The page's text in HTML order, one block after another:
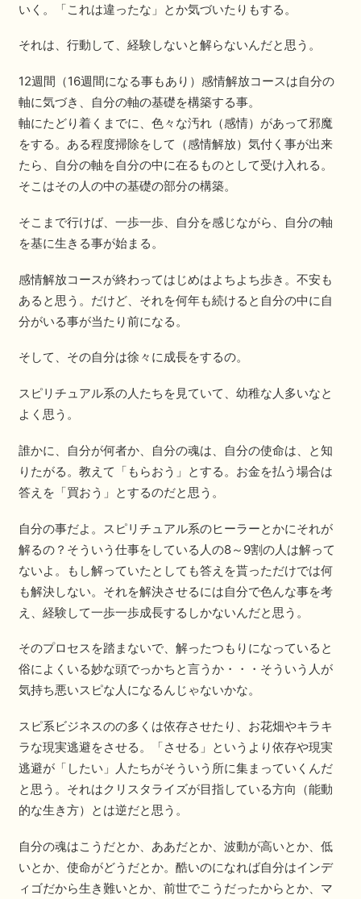
いく。「これは違ったな」とか気づいたりもする。
それは、行動して、経験しないと解らないんだと思う。
12週間（16週間になる事もあり）感情解放コースは自分の
軸に気づき、自分の軸の基礎を構築する事。
軸にたどり着くまでに、色々な汚れ（感情）があって邪魔
をする。ある程度掃除をして（感情解放）気付く事が出来
たら、自分の軸を自分の中に在るものとして受け入れる。
そこはその人の中の基礎の部分の構築。
そこまで行けば、一歩一歩、自分を感じながら、自分の軸
を基に生きる事が始まる。
感情解放コースが終わってはじめはよちよち歩き。不安も
あると思う。だけど、それを何年も続けると自分の中に自
分がいる事が当たり前になる。
そして、その自分は徐々に成長をするの。
スピリチュアル系の人たちを見ていて、幼稚な人多いなと
よく思う。
誰かに、自分が何者か、自分の魂は、自分の使命は、と知
りたがる。教えて「もらおう」とする。お金を払う場合は
答えを「買おう」とするのだと思う。
自分の事だよ。スピリチュアル系のヒーラーとかにそれが
解るの？そういう仕事をしている人の8～9割の人は解って
ないよ。もし解っていたとしても答えを貰っただけでは何
も解決しない。それを解決させるには自分で色んな事を考
え、経験して一歩一歩成長するしかないんだと思う。
そのプロセスを踏まないで、解ったつもりになっていると
俗によくいる妙な頭でっかちと言うか・・・そういう人が
気持ち悪いスピな人になるんじゃないかな。
スピ系ビジネスのの多くは依存させたり、お花畑やキラキ
ラな現実逃避をさせる。「させる」というより依存や現実
逃避が「したい」人たちがそういう所に集まっていくんだ
と思う。それはクリスタライズが目指している方向（能動
的な生き方）とは逆だと思う。
自分の魂はこうだとか、ああだとか、波動が高いとか、低
いとか、使命がどうだとか。酷いのになれば自分はインデ
ィゴだから生き難いとか、前世でこうだったからとか、マ